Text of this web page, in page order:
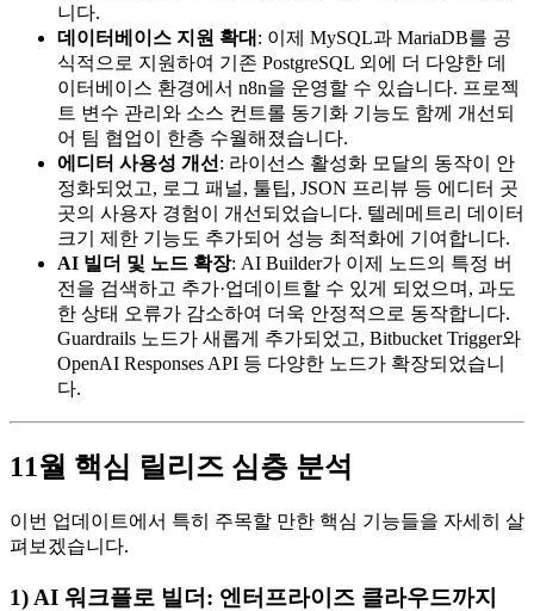
니다.
데이터베이스 지원 확대 : 이제 MySQL과 MariaDB를 공
식적으로 지원하여 기존 PostgreSQL 외에 더 다양한 데
이터베이스 환경에서 n8n을 운영할 수 있습니다. 프로젝
트 변수 관리와 소스 컨트롤 동기화 기능도 함께 개선되
어 팀 협업이 한층 수월해졌습니다.
에디터 사용성 개선 : 라이선스 활성화 모달의 동작이 안
정화되었고, 로그 패널, 툴팁, JSON 프리뷰 등 에디터 곳
곳의 사용자 경험이 개선되었습니다. 텔레메트리 데이터
크기 제한 기능도 추가되어 성능 최적화에 기여합니다.
AI 빌더 및 노드 확장: AI Builder가 이제 노드의 특정 버
전을 검색하고 추가·업데이트할 수 있게 되었으며, 과도
한 상태 오류가 감소하여 더욱 안정적으로 동작합니다.
Guardrails 노드가 새롭게 추가되었고, Bitbucket Trigger와
OpenAI Responses API 등 다양한 노드가 확장되었습니
다.
11월 핵심 릴리즈 심층 분석
이번 업데이트에서 특히 주목할 만한 핵심 기능들을 자세히 살
펴보겠습니다.
1) AI 워크플로 빌더: 엔터프라이즈 클라우드까지